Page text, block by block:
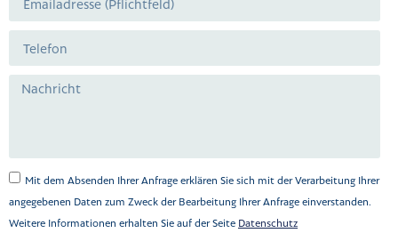
Mit dem Absenden Ihrer Anfrage erklären Sie sich mit der Verarbeitung Ihrer
angegebenen Daten zum Zweck der Bearbeitung Ihrer Anfrage einverstanden.
Weitere Informationen erhalten Sie auf der Seite Datenschutz